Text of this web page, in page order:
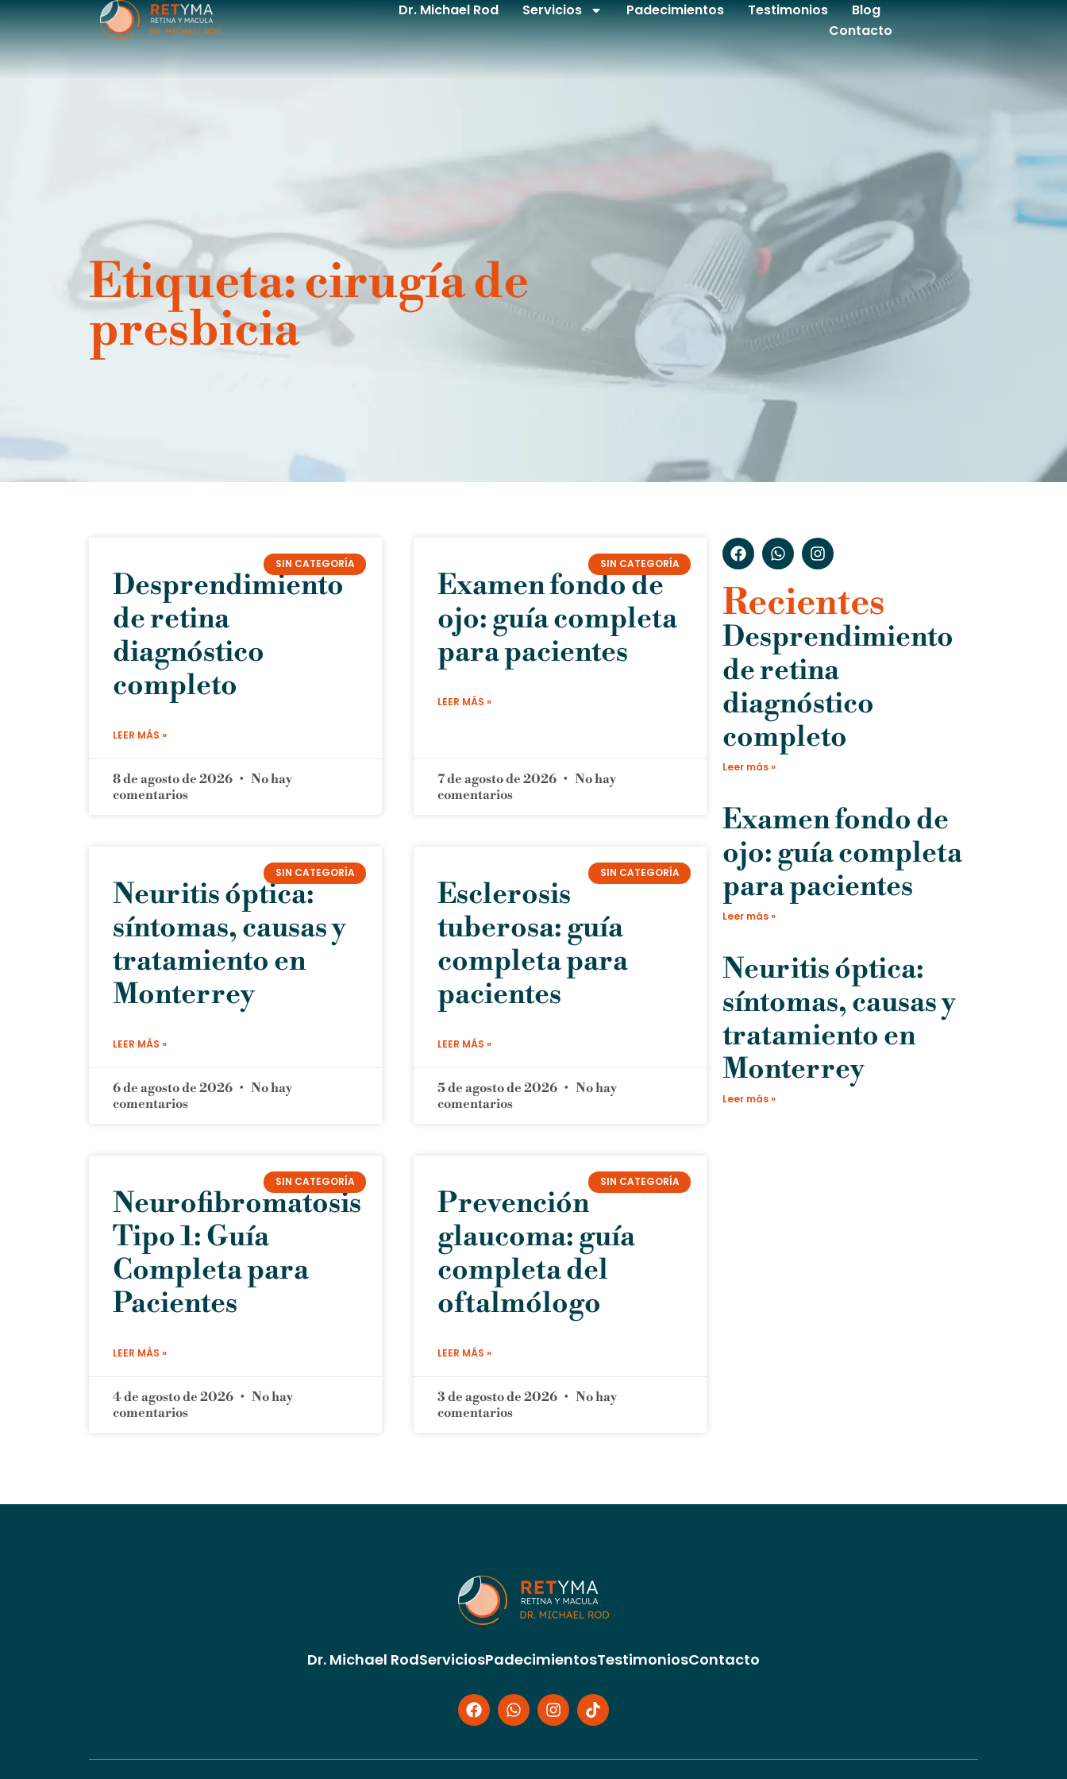
contenido Dr. Michael Rod Servicios Padecimientos Testimonios
Blog
Contacto
Etiqueta: cirugía de
presbicia
SIN CATEGORÍA
Desprendimiento
de retina
diagnóstico
completo
LEER MÁS »
8 de agosto de 2026
No hay
comentarios
SIN CATEGORÍA
Examen fondo de
ojo: guía completa
para pacientes
LEER MÁS »
7 de agosto de 2026
No hay
comentarios
SIN CATEGORÍA
Neuritis óptica:
síntomas, causas y
tratamiento en
Monterrey
LEER MÁS »
6 de agosto de 2026
No hay
comentarios
SIN CATEGORÍA
Esclerosis
tuberosa: guía
completa para
pacientes
LEER MÁS »
5 de agosto de 2026
No hay
comentarios
SIN CATEGORÍA
Neurofibromatosis
Tipo 1: Guía
Completa para
Pacientes
LEER MÁS »
4 de agosto de 2026
No hay
comentarios
SIN CATEGORÍA
Prevención
glaucoma: guía
completa del
oftalmólogo
LEER MÁS »
3 de agosto de 2026
No hay
comentarios
Recientes
Desprendimiento
de retina
diagnóstico
completo
Leer más »
Examen fondo de
ojo: guía completa
para pacientes
Leer más »
Neuritis óptica:
síntomas, causas y
tratamiento en
Monterrey
Leer más »
Dr. Michael RodServiciosPadecimientosTestimoniosContacto